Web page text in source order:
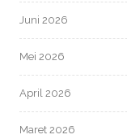
Juni 2026
Mei 2026
April 2026
Maret 2026